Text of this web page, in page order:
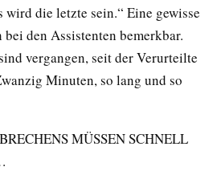
die letzte sein.“ Eine gewisse
den Assistenten bemerkbar.
vergangen, seit der Verurteilte
Minuten, so lang und so
MÜSSEN SCHNELL